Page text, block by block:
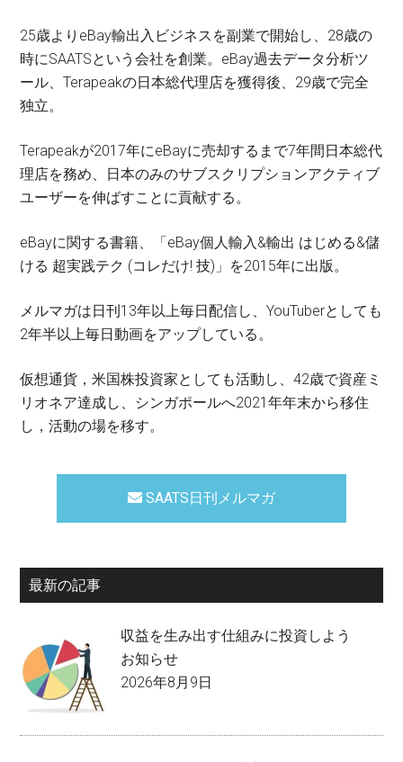
25歳よりeBay輸出入ビジネスを副業で開始し、28歳の
時にSAATSという会社を創業。eBay過去データ分析ツ
ール、Terapeakの日本総代理店を獲得後、29歳で完全
独立。
Terapeakが2017年にeBayに売却するまで7年間日本総代
理店を務め、日本のみのサブスクリプションアクティブ
ユーザーを伸ばすことに貢献する。
eBayに関する書籍、「eBay個人輸入&輸出 はじめる&儲
ける 超実践テク (コレだけ! 技)」を2015年に出版。
メルマガは日刊13年以上毎日配信し、YouTuberとしても
2年半以上毎日動画をアップしている。
仮想通貨，米国株投資家としても活動し、42歳で資産ミ
リオネア達成し、シンガポールへ2021年年末から移住
し，活動の場を移す。
SAATS日刊メルマガ
最新の記事
収益を生み出す仕組みに投資しよう
お知らせ
2026年8月9日